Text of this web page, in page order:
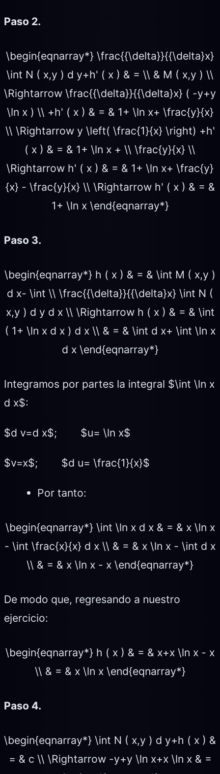
Paso 2.
\begin{eqnarray*} \frac{{\delta}}{{\delta}x}
\int N ( x,y ) d y+h' ( x ) & = \\ & M ( x,y ) \\
\Rightarrow \frac{{\delta}}{{\delta}x} ( -y+y
\ln x ) \\ +h' ( x ) & = & 1+ \ln x+ \frac{y}{x}
\\ \Rightarrow y \left( \frac{1}{x} \right) +h'
( x ) & = & 1+ \ln x + \\ \frac{y}{x} \\
\Rightarrow h' ( x ) & = & 1+ \ln x+ \frac{y}
{x} - \frac{y}{x} \\ \Rightarrow h' ( x ) & = &
1+ \ln x \end{eqnarray*}
Paso 3.
\begin{eqnarray*} h ( x ) & = & \int M ( x,y )
d x- \int \\ \frac{{\delta}}{{\delta}x} \int N (
x,y ) d y d x \\ \Rightarrow h ( x ) & = & \int
( 1+ \ln x d x ) d x \\ & = & \int d x+ \int \ln x
d x \end{eqnarray*}
Integramos por partes la integral $\int \ln x
d x$:
$d v=d x$; $u= \ln x$
$v=x$; $d u= \frac{1}{x}$
Por tanto:
\begin{eqnarray*} \int \ln x d x & = & x \ln x
- \int \frac{x}{x} d x \\ & = & x \ln x - \int d x
\\ & = & x \ln x - x \end{eqnarray*}
De modo que, regresando a nuestro
ejercicio:
\begin{eqnarray*} h ( x ) & = & x+x \ln x - x
\\ & = & x \ln x \end{eqnarray*}
Paso 4.
\begin{eqnarray*} \int N ( x,y ) d y+h ( x ) &
= & c \\ \Rightarrow -y+y \ln x+x \ln x & =